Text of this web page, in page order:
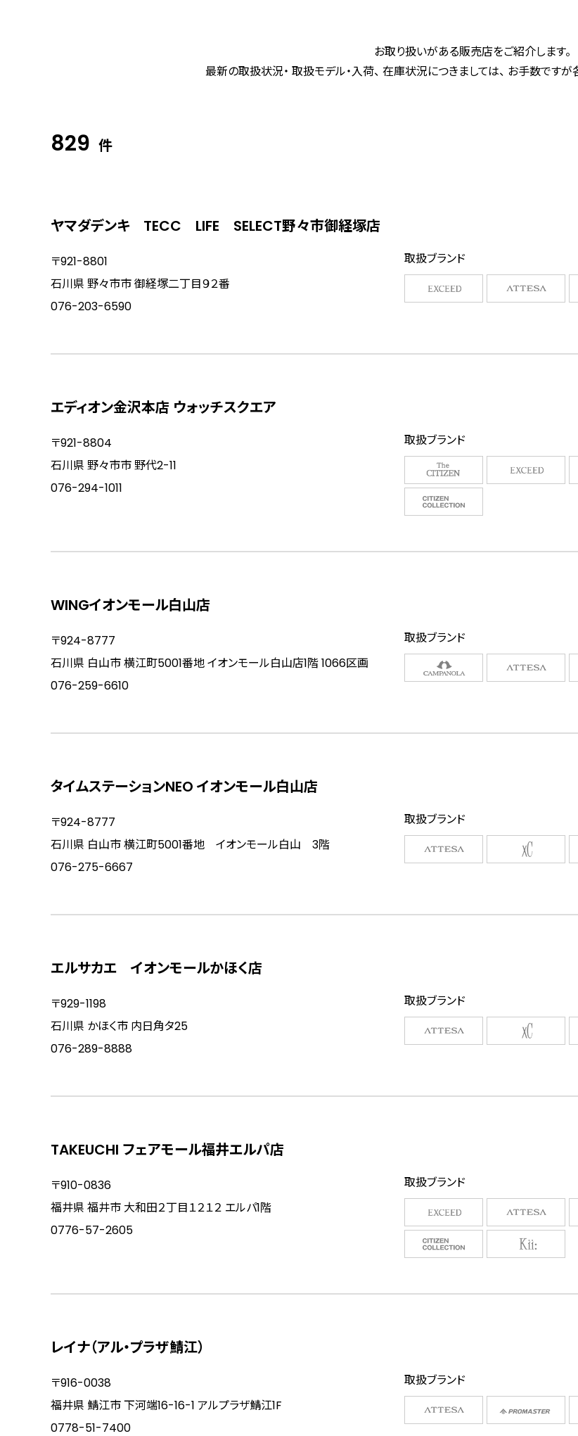
お取り扱いがある販売店をご紹介します。
最新の取扱状況・ 取扱モデル・入荷、 在庫状況につきましては、 お手数です
829 件
ヤマダデンキ TECC LIFE SELECT野々市御経塚店
〒921-8801
石川県 野々市市 御経塚二丁目９２番
076-203-6590
取扱ブランド
エディオン金沢本店 ウォッチスクエア
〒921-8804
石川県 野々市市 野代2-11
076-294-1011
取扱ブランド
WINGイオンモール白山店
〒924-8777
石川県 白山市 横江町5001番地 イオンモール白山店1階 1066区画
076-259-6610
取扱ブランド
タイムステーションNEO イオンモール白山店
〒924-8777
石川県 白山市 横江町5001番地 イオンモール白山 3階
076-275-6667
取扱ブランド
エルサカエ イオンモールかほく店
〒929-1198
石川県 かほく市 内日角タ25
076-289-8888
取扱ブランド
TAKEUCHI フェアモール福井エルパ店
〒910-0836
福井県 福井市 大和田２丁目１２１２ エルパ1階
0776-57-2605
取扱ブランド
レイナ（アル・プラザ鯖江）
〒916-0038
福井県 鯖江市 下河端16-16-1 アルプラザ鯖江1F
0778-51-7400
取扱ブランド